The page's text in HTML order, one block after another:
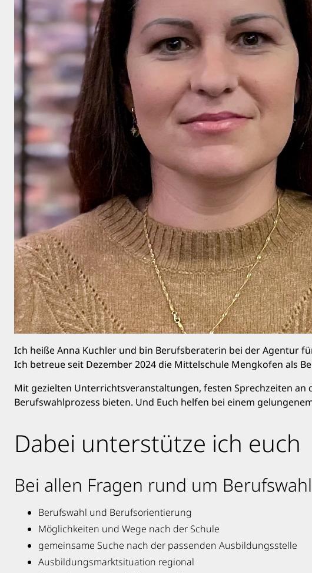
Ich heiße Anna Kuchler und bin Berufsberaterin bei der Agentur
Ich betreue seit Dezember 2024 die Mittelschule Mengkofen als
Mit gezielten Unterrichtsveranstaltungen, festen Sprechzeiten
Berufswahlprozess bieten. Und Euch helfen bei einem
Dabei unterstütze ich euch
Bei allen Fragen rund um
Berufswahl und Berufsorientierung
Möglichkeiten und Wege nach der Schule
gemeinsame Suche nach der passenden Ausbildungsstelle
Ausbildungsmarktsituation regional